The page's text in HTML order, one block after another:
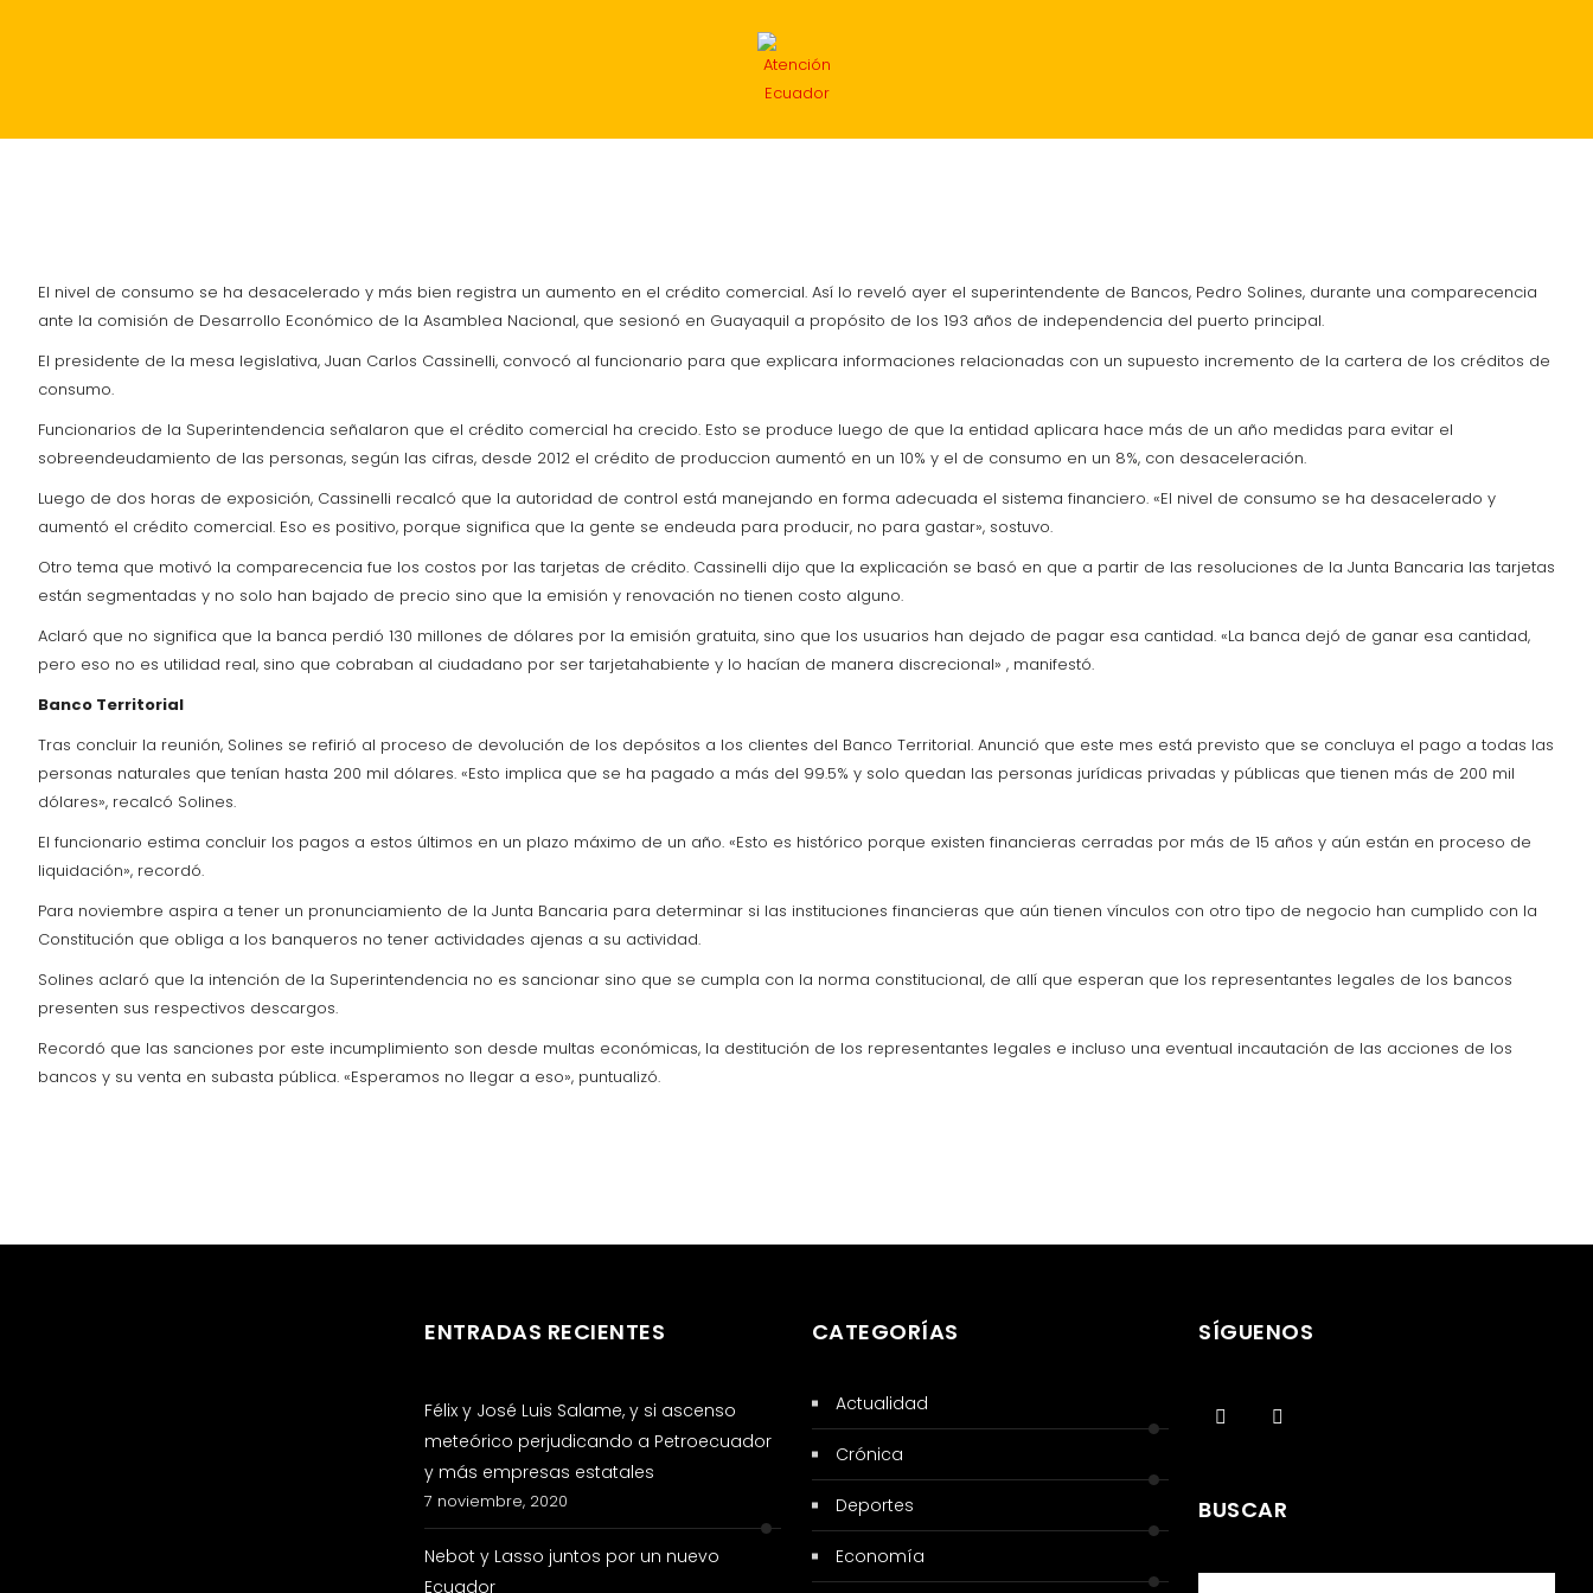
El nivel de consumo se ha desacelerado y más bien registra un aumento en el crédito comercial. Así lo reveló ayer el superintendente de Bancos, Pedro Solines, durante una comparecencia
ante la comisión de Desarrollo Económico de la Asamblea Nacional, que sesionó en Guayaquil a propósito de los 193 años de independencia del puerto principal.
El presidente de la mesa legislativa, Juan Carlos Cassinelli, convocó al funcionario para que explicara informaciones relacionadas con un supuesto incremento de la cartera de los créditos de
consumo.
Funcionarios de la Superintendencia señalaron que el crédito comercial ha crecido. Esto se produce luego de que la entidad aplicara hace más de un año medidas para evitar el
sobreendeudamiento de las personas, según las cifras, desde 2012 el crédito de produccion aumentó en un 10% y el de consumo en un 8%, con desaceleración.
Luego de dos horas de exposición, Cassinelli recalcó que la autoridad de control está manejando en forma adecuada el sistema financiero. «El nivel de consumo se ha desacelerado y
aumentó el crédito comercial. Eso es positivo, porque significa que la gente se endeuda para producir, no para gastar», sostuvo.
Otro tema que motivó la comparecencia fue los costos por las tarjetas de crédito. Cassinelli dijo que la explicación se basó en que a partir de las resoluciones de la Junta Bancaria las tarjetas
están segmentadas y no solo han bajado de precio sino que la emisión y renovación no tienen costo alguno.
Aclaró que no significa que la banca perdió 130 millones de dólares por la emisión gratuita, sino que los usuarios han dejado de pagar esa cantidad. «La banca dejó de ganar esa cantidad,
pero eso no es utilidad real, sino que cobraban al ciudadano por ser tarjetahabiente y lo hacían de manera discrecional» , manifestó.
Banco Territorial
Tras concluir la reunión, Solines se refirió al proceso de devolución de los depósitos a los clientes del Banco Territorial. Anunció que este mes está previsto que se concluya el pago a todas las
personas naturales que tenían hasta 200 mil dólares. «Esto implica que se ha pagado a más del 99.5% y solo quedan las personas jurídicas privadas y públicas que tienen más de 200 mil
dólares», recalcó Solines.
El funcionario estima concluir los pagos a estos últimos en un plazo máximo de un año. «Esto es histórico porque existen financieras cerradas por más de 15 años y aún están en proceso de
liquidación», recordó.
Para noviembre aspira a tener un pronunciamiento de la Junta Bancaria para determinar si las instituciones financieras que aún tienen vínculos con otro tipo de negocio han cumplido con la
Constitución que obliga a los banqueros no tener actividades ajenas a su actividad.
Solines aclaró que la intención de la Superintendencia no es sancionar sino que se cumpla con la norma constitucional, de allí que esperan que los representantes legales de los bancos
presenten sus respectivos descargos.
Recordó que las sanciones por este incumplimiento son desde multas económicas, la destitución de los representantes legales e incluso una eventual incautación de las acciones de los
bancos y su venta en subasta pública. «Esperamos no llegar a eso», puntualizó.
ENTRADAS RECIENTES
Félix y José Luis Salame, y si ascenso
meteórico perjudicando a Petroecuador
y más empresas estatales
7 noviembre, 2020
Nebot y Lasso juntos por un nuevo
Ecuador
CATEGORÍAS
Actualidad
Crónica
Deportes
Economía
SÍGUENOS
BUSCAR